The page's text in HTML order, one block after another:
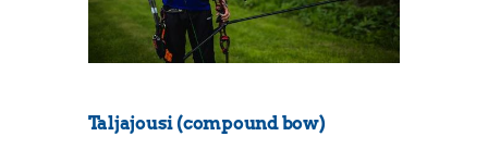
Taljajousi (compound bow)